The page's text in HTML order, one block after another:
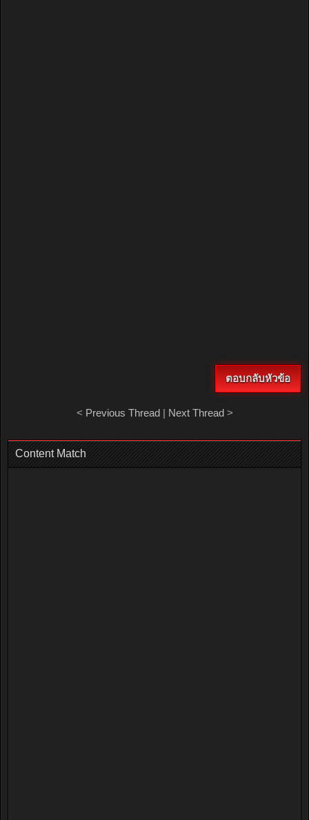
ตอบกลับหัวข้อ
< Previous Thread| Next Thread>
Content Match